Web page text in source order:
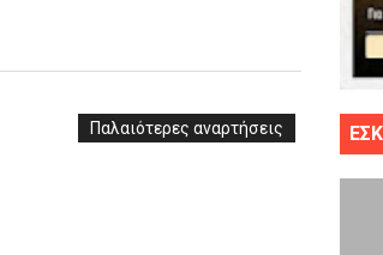
Μανδραϊκός Προοδευτική στο νέο κλ.
τελικό αύριο με Αρετσού (το video του
έφερε την σειρά στα ίσια (1-1) νίκησε τον
Παλαιότερες αναρτήσεις